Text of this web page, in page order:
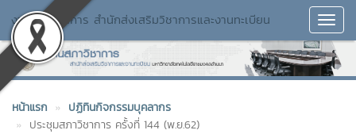
งานสภาวิชาการ สำนักส่งเสริมวิชาการและงานทะเบียน
หน้าแรก
ปฏิทินกิจกรรมบุคลากร
ประชุมสภาวิชาการ ครั้งที่ 144 (พ.ย.62)